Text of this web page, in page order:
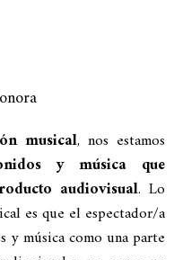
musical, nos estamos
y música que
audiovisual. Lo
es que el espectador/a
y música como una parte